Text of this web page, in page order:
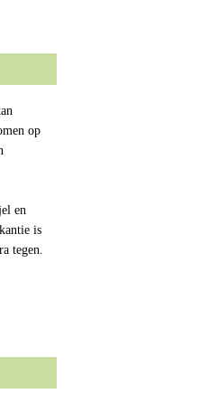
op
en
is
tegen.